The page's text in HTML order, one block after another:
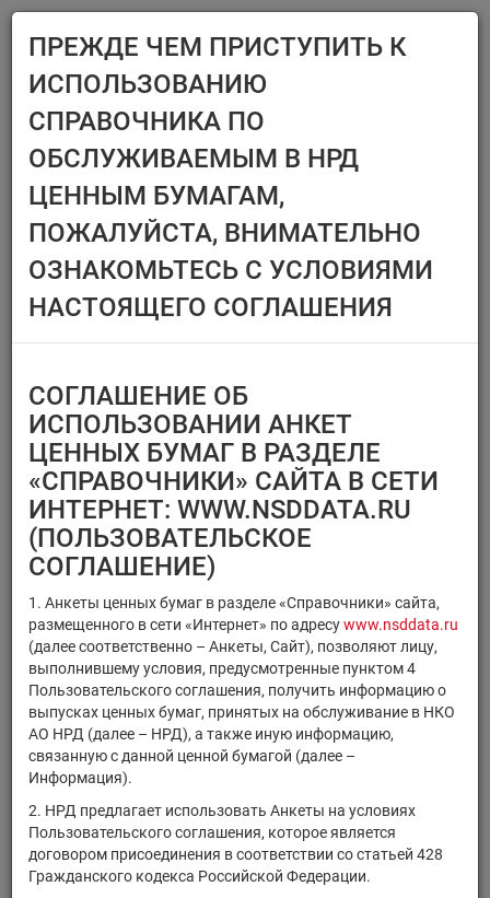
Главная Справочники Ценные бумаги
ЦЕННЫЕ БУМАГИ
ПРЕЖДЕ ЧЕМ ПРИСТУПИТЬ К
ИСПОЛЬЗОВАНИЮ
СПРАВОЧНИКА ПО
ОБСЛУЖИВАЕМЫМ В НРД
ЦЕННЫМ БУМАГАМ,
ПОЖАЛУЙСТА, ВНИМАТЕЛЬНО
ОЗНАКОМЬТЕСЬ С УСЛОВИЯМИ
НАСТОЯЩЕГО СОГЛАШЕНИЯ
СОГЛАШЕНИЕ ОБ
ИСПОЛЬЗОВАНИИ АНКЕТ
ЦЕННЫХ БУМАГ В РАЗДЕЛЕ
«СПРАВОЧНИКИ» САЙТА В СЕТИ
ИНТЕРНЕТ: WWW.NSDDATA.RU
(ПОЛЬЗОВАТЕЛЬСКОЕ
СОГЛАШЕНИЕ)
1. Анкеты ценных бумаг в разделе «Справочники» сайта,
размещенного в сети «Интернет» по адресуwww.nsddata.ru
(далее соответственно – Анкеты, Сайт), позволяют лицу,
выполнившему условия, предусмотренные пунктом 4
Пользовательского соглашения, получить информацию о
выпусках ценных бумаг, принятых на обслуживание в НКО
АО НРД (далее – НРД), а также иную информацию,
связанную с данной ценной бумагой (далее –
Информация).
2. НРД предлагает использовать Анкеты на условиях
Пользовательского соглашения, которое является
договором присоединения в соответствии со статьей 428
Гражданского кодекса Российской Федерации.
Эмитент/ИФ/ИП
Тип финансового
инструмента
Перечень ценных бумаг,
по которым
Ценные бумаги,
предназначенные
только для квал.
инвесторов
Тип идентификатора ц.б.
×
Регистрационный номер
×
ISIN
Очистить фильтр
Поиск
РЕЗУЛЬТАТЫ ПОИСКА:
Ценные бумаги, находящиеся на обслуживании в НРД на